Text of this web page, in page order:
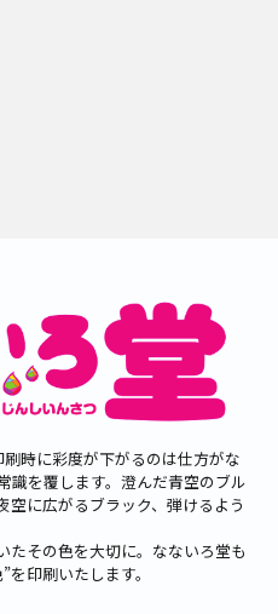
刷時に彩度が下がるのは仕方がな
識を覆します。澄んだ青空のブル
空に広がるブラック、弾けるよう
たその色を大切に。なないろ堂も
印刷いたします。